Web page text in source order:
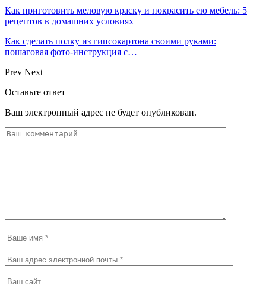
Как приготовить меловую краску и покрасить ею мебель: 5
рецептов в домашних условиях
Как сделать полку из гипсокартона своими руками:
пошаговая фото-инструкция с…
Prev Next
Оставьте ответ
Ваш электронный адрес не будет опубликован.